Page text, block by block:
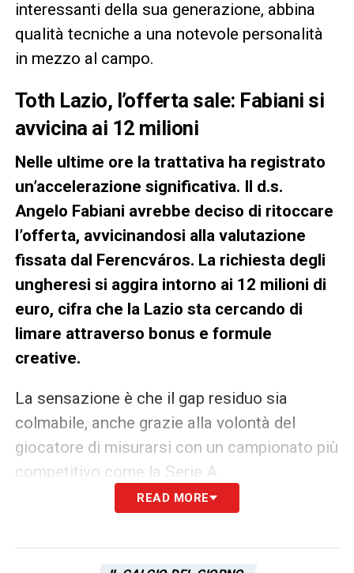
interessanti della sua generazione, abbina
qualità tecniche a una notevole personalità
in mezzo al campo.
Toth Lazio, l’offerta sale: Fabiani si
avvicina ai 12 milioni
Nelle ultime ore la trattativa ha registrato
un’accelerazione significativa. Il d.s.
Angelo Fabiani avrebbe deciso di ritoccare
l’offerta, avvicinandosi alla valutazione
fissata dal Ferencváros. La richiesta degli
ungheresi si aggira intorno ai 12 milioni di
euro, cifra che la Lazio sta cercando di
limare attraverso bonus e formule
creative.
La sensazione è che il gap residuo sia
colmabile, anche grazie alla volontà del
giocatore di misurarsi con un campionato più
competitivo come la Serie A.
La dirigenza biancoceleste punta a definire
READ MORE